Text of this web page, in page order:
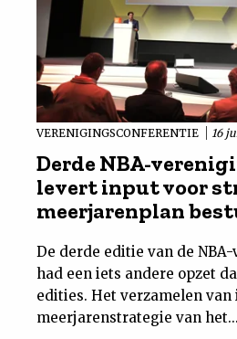
VERENIGINGSCONFERENTIE 16
Derde NBA-
levert input voor
meerjarenplan
De derde editie van de
had een iets andere opzet
edities. Het verzamelen van
meerjarenstrategie van het...